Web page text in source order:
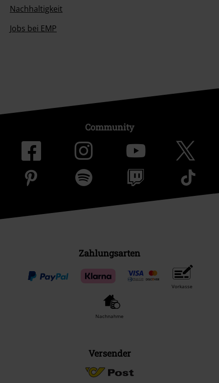
Nachhaltigkeit
Jobs bei EMP
Community
Zahlungsarten
Vorkasse
Nachnahme
Versender